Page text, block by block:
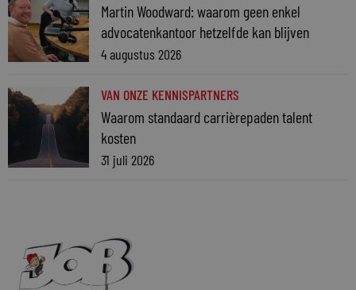
Martin Woodward: waarom geen enkel
advocatenkantoor hetzelfde kan blijven
4 augustus 2026
VAN ONZE KENNISPARTNERS
Waarom standaard carrièrepaden talent
kosten
31 juli 2026